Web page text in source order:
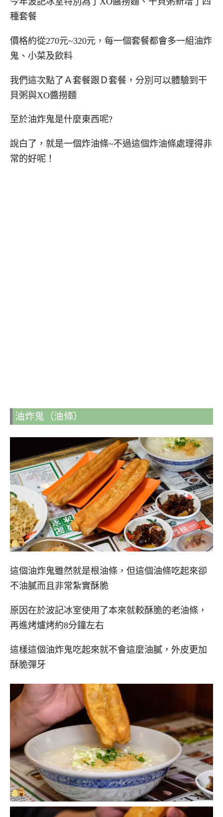
種套餐
價格約從270元~320元，每一個套餐都會多一組油炸
鬼、小菜及飲料
我們這次點了Ａ套餐跟Ｄ套餐，分別可以體驗到干
貝粥與XO醬撈麵
至於油炸鬼是什麼東西呢?
說白了，就是一個炸油條~不過這個炸油條處理得非
常的好呢！
油炸鬼（油條）
這個油炸鬼雖然就是根油條，但這個油條吃起來卻
不油膩而且非常紮實酥脆
原因在於波記冰室使用了本來就較酥脆的老油條，
再進烤爐烤約8分鐘左右
這樣這個油炸鬼吃起來就不會這麼油膩，外皮更加
酥脆彈牙